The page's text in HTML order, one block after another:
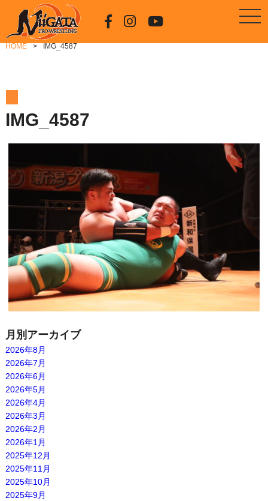
HOME IMG_4587
IMG_4587
月別アーカイブ
2026年8月
2026年7月
2026年6月
2026年5月
2026年4月
2026年3月
2026年2月
2026年1月
2025年12月
2025年11月
2025年10月
2025年9月